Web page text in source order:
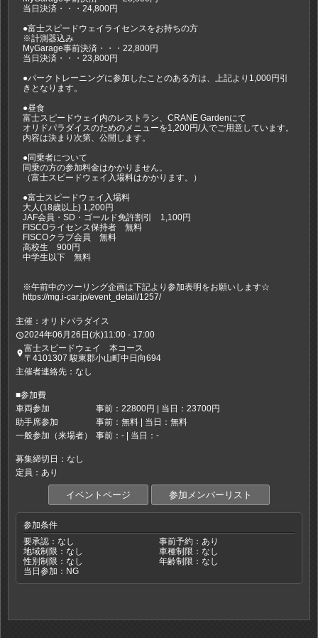
当日決済・・・24,800円
●富士スピードウェイライセンスをお持ちの方
※計測器込み
MyGarage事前決済・・・22,800円
当日決済・・・23,800円
●パークトレーニングに参加したことのある方は、上記より1,000円引
きとなります。
●昼食
富士スピードウェイ内のレストラン、CRANE Gardenにて
オリドパラダイスのためのメニューを1,200円/人でご用意しています。
内容は決まり次第、公開します。
●同乗者について
同乗の方の参加料金はかかりません。
（富士スピードウェイ入場料はかかります。）
●富士スピードウェイ入場料
大人(18歳以上) 1,200円
JAF会員・SD・ゴールド免許割引 1,100円
FISCOライセンス保持者 無料
FISCOクラブ会員 無料
高校生 900円
中学生以下 無料
※午前中のツーリング企画は下記より参加表明をお願いします☆
https://mg.i-car.jp/event_detail/1257/
主催：オリドパラダイス
access_time2024年06月26日(水)11:00 - 17:00
place富士スピードウェイ 本コース
〒4101307 駿東郡小山町中日向694
主催者連絡先：なし
■参加費
車両参加
事前：22800円 | 当日：23700円
助手席参加
事前：無料 | 当日：無料
一般参加（来場者）
事前：- | 当日：-
募集締切日：なし
定員：あり
イベントページ 参加メンバーリスト
参加条件
要承認：なし
事前予約：あり
地域制限：なし
車種制限：なし
性別制限：なし
年齢制限：なし
当日参加：NG